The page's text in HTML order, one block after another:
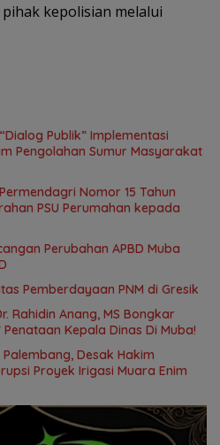
kepolisian melalui
Publik” Implementasi
Pengolahan Sumur Masyarakat
Nomor 15 Tahun
PSU Perumahan kepada
Perubahan APBD Muba
Pemberdayaan PNM di Gresik
Rahidin Anang, MS Bongkar
Kepala Dinas Di Muba!
Palembang, Desak Hakim
Proyek Irigasi Muara Enim